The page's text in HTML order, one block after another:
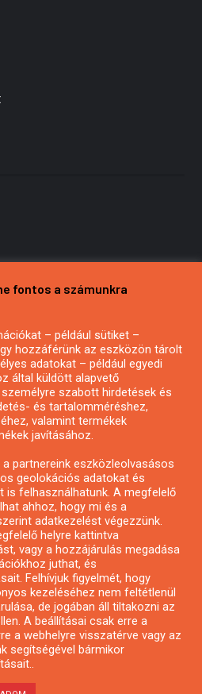
vagy hírlevél
fontos a számunkra
– például sütiket –
hozzáférünk az eszközön tárolt
adatokat – például egyedi
által küldött alapvető
szabott hirdetések és
és tartalomméréshez,
valamint termékek
javításához.
partnereink eszközleolvasásos
geolokációs adatokat és
felhasználhatunk. A megfelelő
ahhoz, hogy mi és a
adatkezelést végezzünk.
helyre kattintva
vagy a hozzájárulás megadása
juthat, és
Felhívjuk figyelmét, hogy
kezeléséhez nem feltétlenül
de jogában áll tiltakozni az
A beállításai csak erre a
a webhelyre visszatérve vagy az
segítségével bármikor